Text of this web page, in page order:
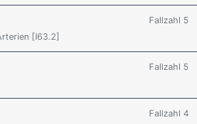
Fallzahl 5
[I63.2]
Fallzahl 5
Fallzahl 4